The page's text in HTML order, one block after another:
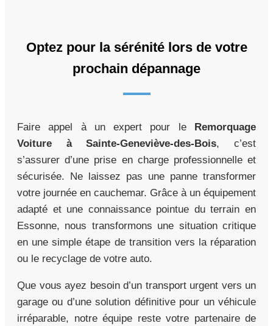
Optez pour la sérénité lors de votre
prochain dépannage
Faire appel à un expert pour le Remorquage
Voiture à Sainte-Geneviève-des-Bois, c’est
s’assurer d’une prise en charge professionnelle et
sécurisée. Ne laissez pas une panne transformer
votre journée en cauchemar. Grâce à un équipement
adapté et une connaissance pointue du terrain en
Essonne, nous transformons une situation critique
en une simple étape de transition vers la réparation
ou le recyclage de votre auto.
Que vous ayez besoin d’un transport urgent vers un
garage ou d’une solution définitive pour un véhicule
irréparable, notre équipe reste votre partenaire de